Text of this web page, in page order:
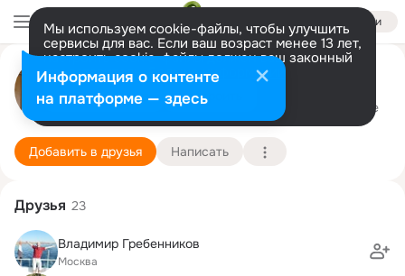
Войти
Мы используем cookie-файлы, чтобы улучшить
сервисы для вас. Если ваш возраст менее 13 лет,
настроить cookie-файлы должен ваш законный
представитель. Больше информации
Разрешить все Настроить
Лизавета Кокина
Москва 20 ноября (42 года) Подробнее
Добавить в друзья Написать
Друзья 23
Владимир Гребенников
Москва
Информация о контенте
на платформе — здесь